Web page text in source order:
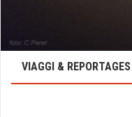
VIAGGI & REPORTAGES